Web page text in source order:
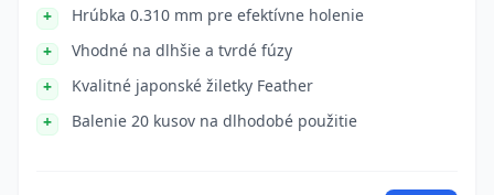
Hrúbka 0.310 mm pre efektívne holenie
Vhodné na dlhšie a tvrdé fúzy
Kvalitné japonské žiletky Feather
Balenie 20 kusov na dlhodobé použitie